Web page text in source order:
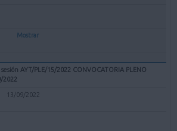
Mostrar
AYT/PLE/15/2022 CONVOCATORIA PLENO
2022
13/09/2022